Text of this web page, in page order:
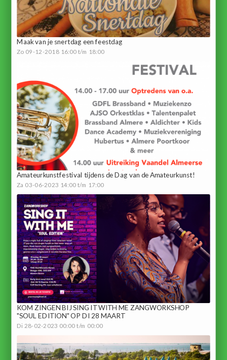
Maak van je snertdag een feestdag
Zo 09-12-2018 16:00 t/m 18:00
Amateurkunstfestival tijdens de Dag van de Amateurkunst!
Za 03-06-2023 14:00 t/m 17:00
KOM ZINGEN BIJ SING IT WITH ME ZANGWORKSHOP
"SOUL EDITION" OP DI 28 MAART
Di 28-02-2023 00:00 t/m 00:00